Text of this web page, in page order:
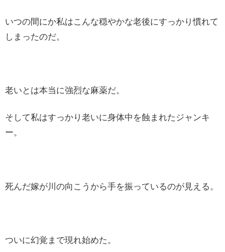
いつの間にか私はこんな穏やかな老後にすっかり慣れて
しまったのだ。
老いとは本当に強烈な麻薬だ。
そして私はすっかり老いに身体中を蝕まれたジャンキ
ー。
死んだ嫁が川の向こうから手を振っているのが見える。
ついに幻覚まで現れ始めた。